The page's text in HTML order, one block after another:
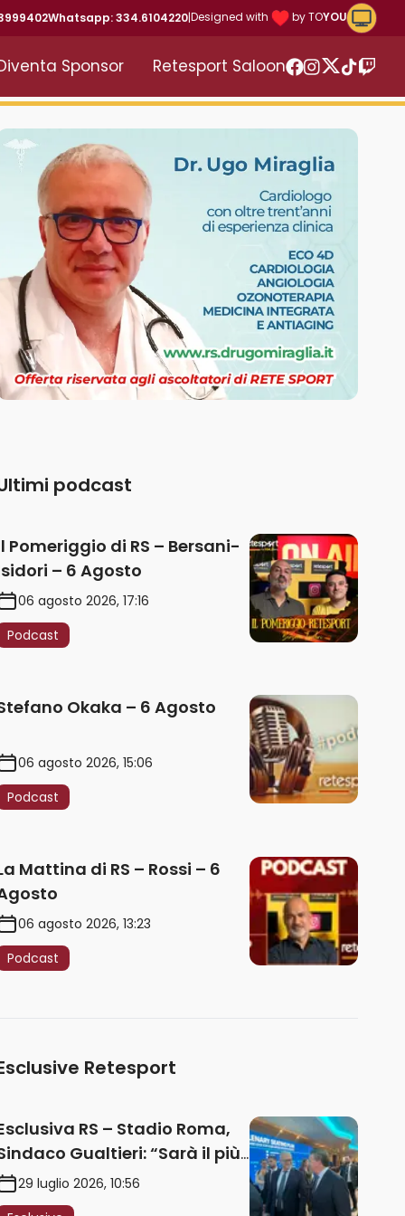
Whatsapp: 334.6104220|Designed with by TOYOU
Sponsor
Retesport Saloon
Twitter
podcast
Pomeriggio di RS – Bersani-
– 6 Agosto
06 agosto 2026, 17:16
Podcast
Okaka – 6 Agosto
06 agosto 2026, 15:06
Podcast
Mattina di RS – Rossi – 6
06 agosto 2026, 13:23
Podcast
Retesport
RS – Stadio Roma,
Gualtieri: “Sarà il più
del mondo. Assoluta
politica. Prima pietra nel
29 luglio 2026, 10:56